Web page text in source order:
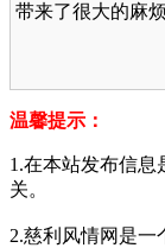
带来了很大的麻
温馨提示：
1.在本站发布信
关。
2.慈利风情网是